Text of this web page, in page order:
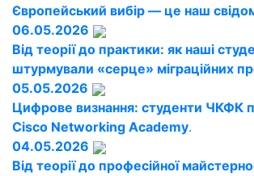
Європейський вибір — це наш
06.05.2026
Від теорії до практики: як наші
штурмували «серце» міграційних
05.05.2026
Цифрове визнання: студенти ЧКФК
Cisco Networking Academy.
04.05.2026
Від теорії до професійної